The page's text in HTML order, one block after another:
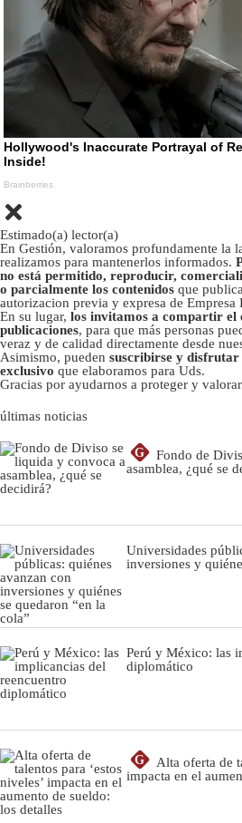
Estimado(a) lector(a)
En Gestión, valoramos profundamente la
realizamos para mantenerlos informados.
no está permitido, reproducir,
o parcialmente los contenidos que
autorizacion previa y expresa de
En su lugar, los invitamos a compartir el
publicaciones, para que más personas
veraz y de calidad directamente desde
Asimismo, pueden suscribirse y disfrutar
exclusivo que elaboramos para Uds.
Gracias por ayudarnos a proteger y
últimas noticias
G
Fondo de
asamblea, ¿qué se
Universidades
inversiones y
Perú y México: las
diplomático
G
Alta oferta de
impacta en el